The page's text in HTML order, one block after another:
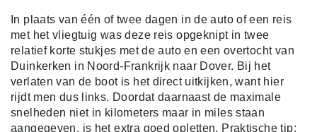
In plaats van één of twee dagen in de auto of een reis
met het vliegtuig was deze reis opgeknipt in twee
relatief korte stukjes met de auto en een overtocht van
Duinkerken in Noord-Frankrijk naar Dover. Bij het
verlaten van de boot is het direct uitkijken, want hier
rijdt men dus links. Doordat daarnaast de maximale
snelheden niet in kilometers maar in miles staan
aangegeven, is het extra goed opletten. Praktische tip: